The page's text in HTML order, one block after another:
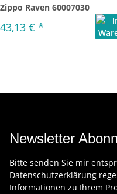
Zippo Raven 60007030
43,13 € *
Newsletter
Bitte senden Sie mir
Datenschutzerklärung
Informationen zu Ihrem